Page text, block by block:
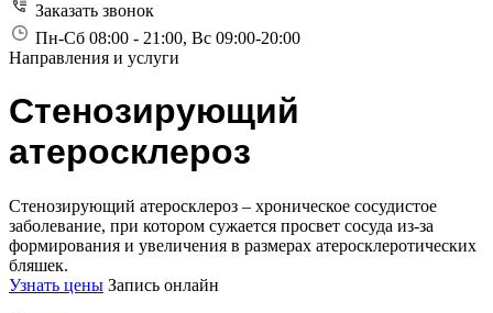
Заказать звонок
Пн-Сб 08:00 - 21:00, Вс 09:00-20:00
Направления и услуги
Cтенозирующий
атеросклероз
Стенозирующий атеросклероз – хроническое сосудистое
заболевание, при котором сужается просвет сосуда из-за
формирования и увеличения в размерах атеросклеротических
бляшек.
Узнать цены Запись онлайн